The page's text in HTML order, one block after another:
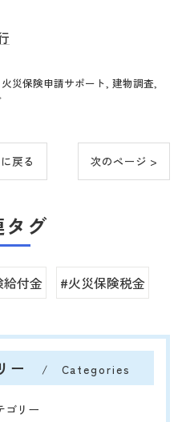
火災保険申請サポート 建物調査
戻る 次のページ >
タグ
付金 #火災保険税金
ー Categories
ゴリー